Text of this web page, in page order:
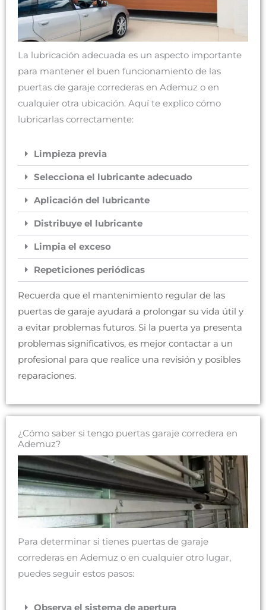
La lubricación adecuada es un aspecto importante
para mantener el buen funcionamiento de las
puertas de garaje correderas en Ademuz o en
cualquier otra ubicación. Aquí te explico cómo
lubricarlas correctamente:
Limpieza previa
Selecciona el lubricante adecuado
Aplicación del lubricante
Distribuye el lubricante
Limpia el exceso
Repeticiones periódicas
Recuerda que el mantenimiento regular de las
puertas de garaje ayudará a prolongar su vida útil y
a evitar problemas futuros. Si la puerta ya presenta
problemas significativos, es mejor contactar a un
profesional para que realice una revisión y posibles
reparaciones.
¿Cómo saber si tengo puertas garaje corredera en
Ademuz?
Para determinar si tienes puertas de garaje
correderas en Ademuz o en cualquier otro lugar,
puedes seguir estos pasos: